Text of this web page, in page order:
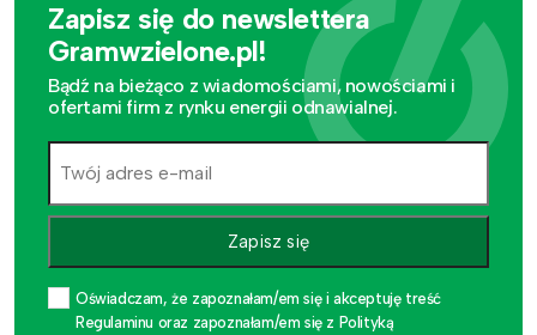
Zapisz się do newslettera
Gramwzielone.pl!
Bądź na bieżąco z wiadomościami, nowościami i
ofertami firm z rynku energii odnawialnej.
Zapisz się
Oświadczam, że zapoznałam/em się i akceptuję treść
Regulaminu oraz zapoznałam/em się z Polityką